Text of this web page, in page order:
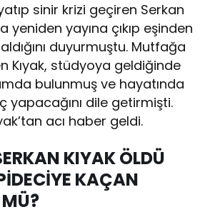
sinir krizi geçiren Serkan
yeniden yayına çıkıp eşinden
duyurmuştu. Mutfağa
Kıyak, stüdyoya geldiğinde
bulunmuş ve hayatında
yapacağını dile getirmişti.
acı haber geldi.
KIYAK ÖLDÜ
KAÇAN